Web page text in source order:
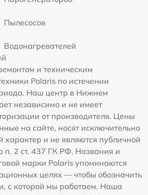
Пылесосов
Водонагревателей
и техническим
Polaris по истечении
Наш центр в Нижнем
независимо и не имеет
от производителя. Цены
на сайте, носят исключительно
характер и не являются публичной
п. 2 ст. 437 ГК РФ. Названия и
марки Polaris упоминаются
целях — чтобы обозначить
с которой мы работаем. Наша